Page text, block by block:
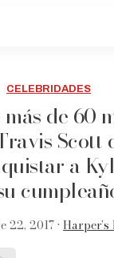
CELEBRIDADES
de 60
Scott
a
22, 2017 • Harper’s